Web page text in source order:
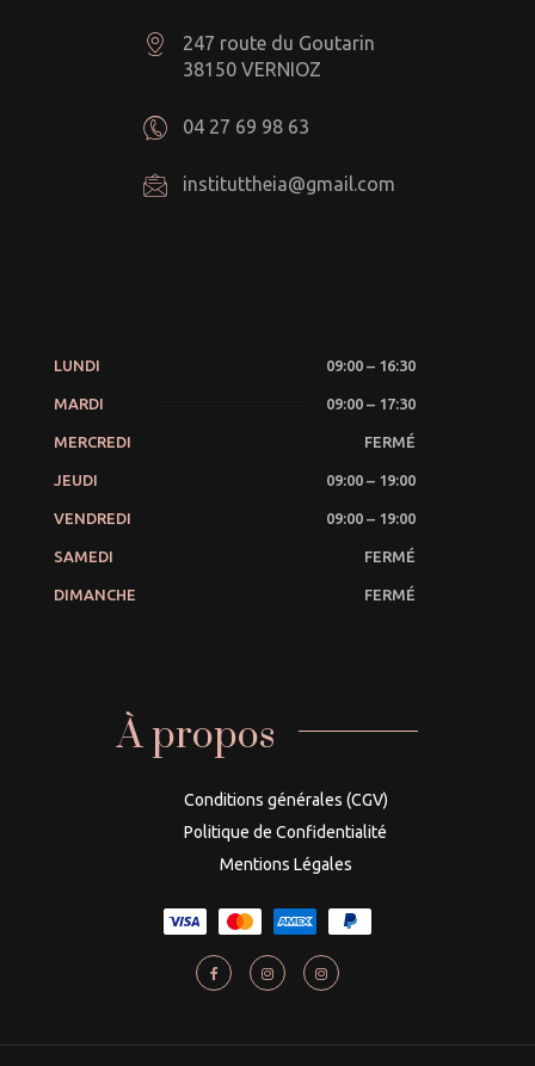
247 route du Goutarin
38150 VERNIOZ
04 27 69 98 63
instituttheia@gmail.com
LUNDI 09:00 – 16:30
MARDI 09:00 – 17:30
MERCREDI FERMÉ
JEUDI 09:00 – 19:00
VENDREDI 09:00 – 19:00
SAMEDI FERMÉ
DIMANCHE FERMÉ
À propos
Conditions générales (CGV)
Politique de Confidentialité
Mentions Légales